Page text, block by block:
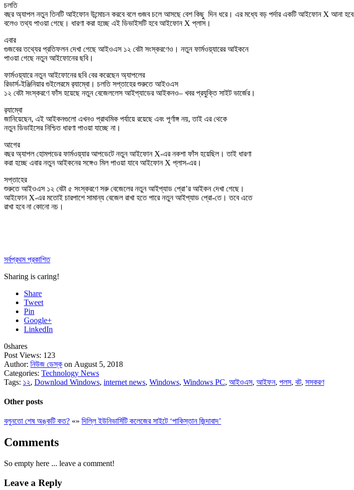
চলতি
বছর অ্যাপল নতুন তিনটি আইফোন উন্মোচন করবে বলে গুজব চলে আসছে বেশ কিছু দিন ধরে। এর মধ্যে বড় পর্দার একটি আইফোন X আনা হবে
বলেও তথ্য পাওয়া গেছে। ধারণা করা হচ্ছে এই ডিভাইসটি হবে আইফোন X প্লাস।
এবার
গুজবের তথ্যের প্রতিফলন দেখা গেছে আইওএস ১২ বেটা সংস্করণেও। নতুন ফার্মওয়্যারের আইকনে
পাওয়া গেছে নতুন আইফোনের ছবি।
ফার্মওয়্যারে নতুন আইফোনের ছবি বের করেছেন অ্যাপলের
রিভার্স-ইঞ্জিনিয়ার গুইলেরমে র‍্যাম্বো। চলতি সপ্তাহের শুরুতে আইওএস
১২ বেটা সংস্করণে ফাঁস হয়েছে নতুন বেজেললেস আইপ্যাডের আইকনও– খবর প্রযুক্তি সাইট ভার্জের।
র‍্যাম্বো
জানিয়েছেন, এই আইকনগুলো এখনও প্রাথমিক পর্যায়ে রয়েছে এবং পূর্ণাঙ্গ নয়, তাই এর থেকে
নতুন ডিভাইসের নিশ্চিত ধারণা পাওয়া যাচ্ছে না।
আগের
বছর অ্যাপল হোমপডের ফার্মওয়্যার আপডেটে নতুন আইফোন X-এর নকশা ফাঁস হয়েছিল। তাই ধারণা
করা হচ্ছে এবার নতুন আইকনের সঙ্গেও মিল পাওয়া যাবে আইফোন X প্লাস-এর।
সপ্তাহের
শুরুতে আইওএস ১২ বেটা ৫ সংস্করণে সরু বেজেলের নতুন আইপ্যাড প্রো’র আইকন দেখা গেছে।
আইফোন X-এর মতোই চারপাশে সামান্য বেজেল রাখা হতে পারে নতুন আইপ্যাড প্রো-তে। তবে এতে
রাখা হবে না কোনো নচ।
সর্বপ্রথম প্রকাশিত
Sharing is caring!
Share
Tweet
Pin
Google+
LinkedIn
0shares
Post Views: 123
Author: নিউজ ডেস্ক on August 5, 2018
Categories: Technology News
Tags: ১২, Download Windows, internet news, Windows, Windows PC, আইওএস, আইফন, পলস, বট, সসকরণ
Other posts
বলুনতো শেষ অঙ্কটি কত? «» দিল্লি ইউনিভার্সিটি কলেজের সাইটে ‘পাকিস্তান জিন্দাবাদ’
Comments
So empty here ... leave a comment!
Leave a Reply